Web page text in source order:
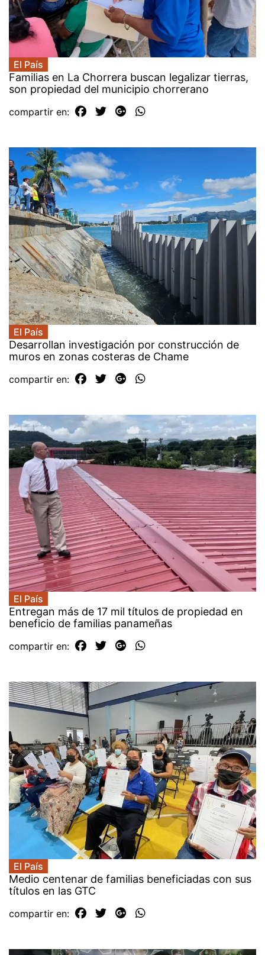
El País
Familias en La Chorrera buscan legalizar tierras,
son propiedad del municipio chorrerano
compartir en:
El País
Desarrollan investigación por construcción de
muros en zonas costeras de Chame
compartir en:
El País
Entregan más de 17 mil títulos de propiedad en
beneficio de familias panameñas
compartir en:
El País
Medio centenar de familias beneficiadas con sus
títulos en las GTC
compartir en: